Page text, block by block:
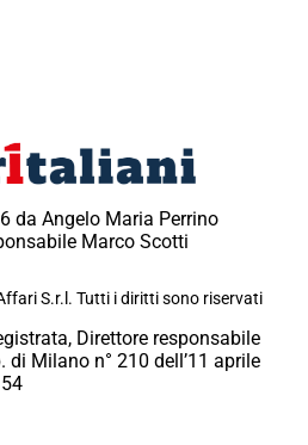
da Angelo Maria Perrino
Marco Scotti
S.r.l. Tutti i diritti sono riservati
Direttore responsabile
di Milano n° 210 dell’11 aprile